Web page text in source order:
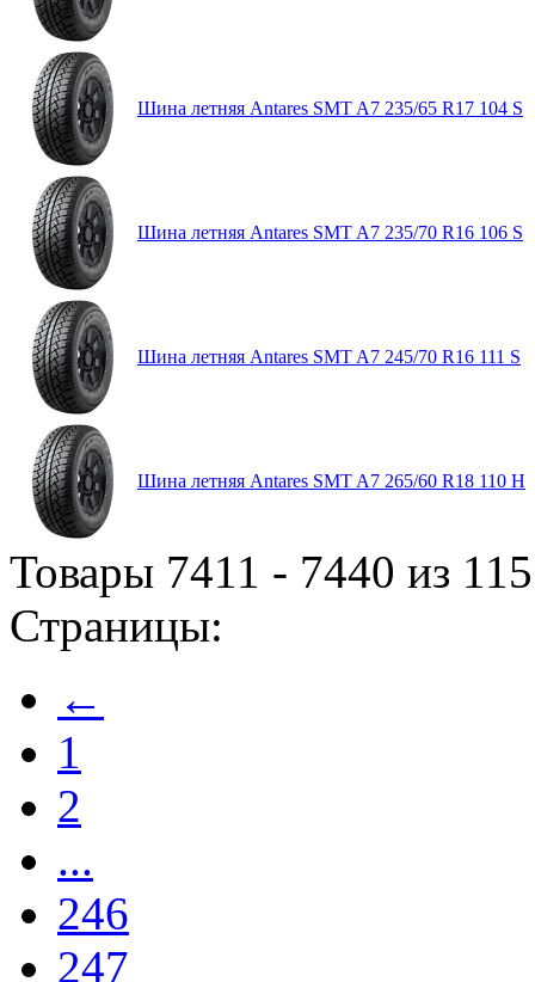
Шина летняя Antares SMT A7 235/65 R17 104 S
Шина летняя Antares SMT A7 235/70 R16 106 S
Шина летняя Antares SMT A7 245/70 R16 111 S
Шина летняя Antares SMT A7 265/60 R18 110 H
Товары 7411 - 7440 из
Страницы:
←
1
2
...
246
247